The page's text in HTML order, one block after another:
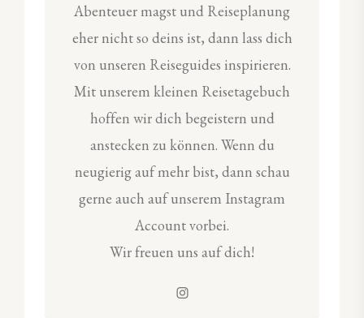
Abenteuer magst und Reiseplanung
eher nicht so deins ist, dann lass dich
von unseren Reiseguides inspirieren.
Mit unserem kleinen Reisetagebuch
hoffen wir dich begeistern und
anstecken zu können. Wenn du
neugierig auf mehr bist, dann schau
gerne auch auf unserem Instagram
Account vorbei.
Wir freuen uns auf dich!